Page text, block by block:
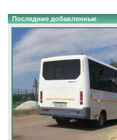
Последние добавленные